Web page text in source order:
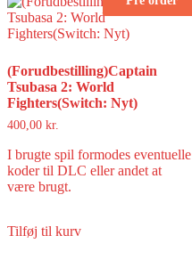
(Forudbestilling)Captain
Tsubasa 2: World
Fighters(Switch: Nyt)
400,00 kr.
I brugte spil formodes eventuelle
koder til DLC eller andet at
være brugt.
Tilføj til kurv